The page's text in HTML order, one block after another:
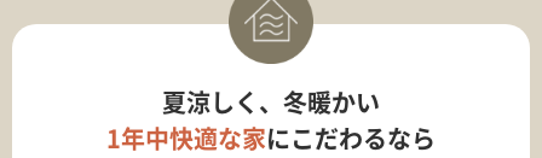
夏涼しく、冬暖かい
1年中快適な家にこだわるなら